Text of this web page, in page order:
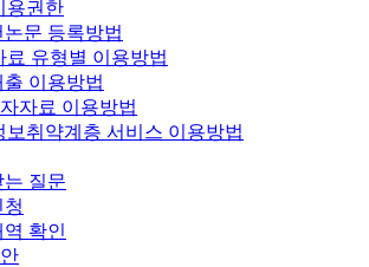
용권한
논문 등록방법
료 유형별 이용방법
출 이용방법
자료 이용방법
보취약계층 서비스 이용방법
는 질문
확인